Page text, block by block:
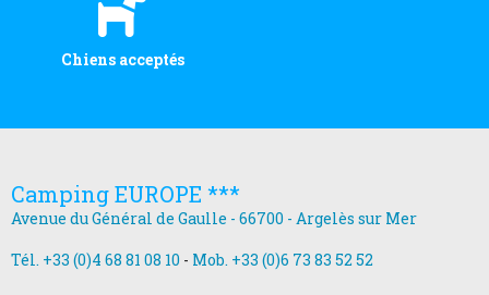
Chiens acceptés
Camping EUROPE ***
Avenue du Général de Gaulle - 66700 - Argelès sur Mer
Tél. +33 (0)4 68 81 08 10 - Mob. +33 (0)6 73 83 52 52